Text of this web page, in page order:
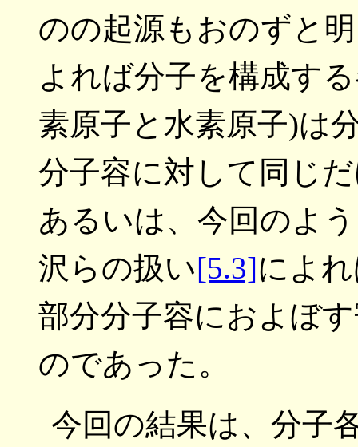
のの起源もおのずと
よれば分子を構成す
素原子と水素原子)は
分子容に対して同じ
あるいは、今回のよ
沢らの扱い[5.3]によ
部分分子容におよぼ
のであった。
今回の結果は、分子